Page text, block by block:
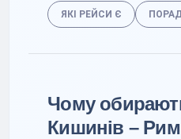
ЯКІ РЕЙСИ Є
Чому
Кишинів – Рим